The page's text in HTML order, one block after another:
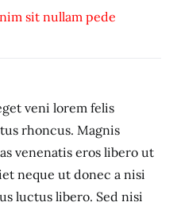
sit nullam pede
veni lorem felis
rhoncus. Magnis
venenatis eros libero ut
neque ut donec a nisi
luctus libero. Sed nisi